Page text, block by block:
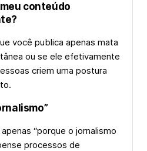
conteúdo
você publica apenas mata
ou se ele efetivamente
criem uma postura
“porque o jornalismo
processos de